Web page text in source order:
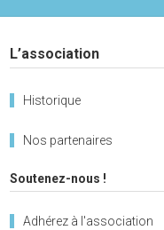
L’association
Historique
Nos partenaires
Soutenez-nous !
Adhérez à l'association